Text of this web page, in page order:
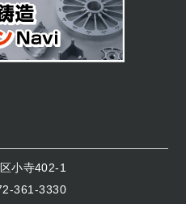
小寺402-1
361-3330